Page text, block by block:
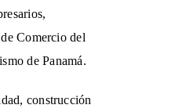
Comercio del
de Panamá.
construcción